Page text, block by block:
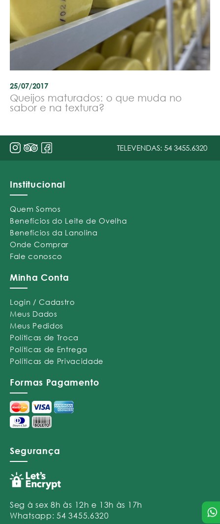
25/07/2017
Queijos maturados: o que muda no
sabor e na textura?
TELEVENDAS: 54 3455.6320
Institucional
Quem Somos
Benefícios do Leite de Ovelha
Benefícios da Lanolina
Onde Comprar
Fale conosco
Minha Conta
Login / Cadastro
Meus Dados
Meus Pedidos
Políticas de Troca
Políticas de Entrega
Políticas de Privacidade
Formas Pagamento
Segurança
Seg à sex 8h às 12h e 13h às 17h
Whatsapp: 54 3455.6320